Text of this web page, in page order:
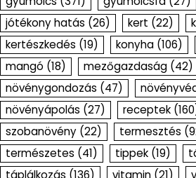
jótékony hatás (26) kert (22)
kertészkedés (19) konyha (106)
mangó (18) mezőgazdaság (42)
növénygondozás (47)
növényápolás (27) receptek
szobanövény (22) termesztés
természetes (41) tippek (19)
táplálkozás (136) vitamin (21)